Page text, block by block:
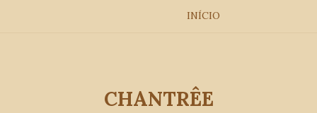
INÍCIO
CHANTRÊE